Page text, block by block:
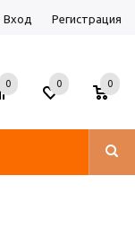
Вход Регистрация
0 0 0